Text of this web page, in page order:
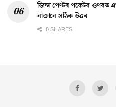
জিন্স পেণ্টৰ পকেটৰ ওপৰত
নাজানে সঠিক উত্তৰ
0 SHARES